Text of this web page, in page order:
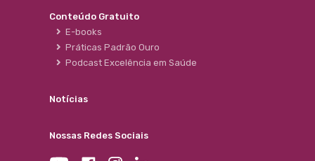
Conteúdo Gratuito
E-books
Práticas Padrão Ouro
Podcast Excelência em Saúde
Notícias
Nossas Redes Sociais